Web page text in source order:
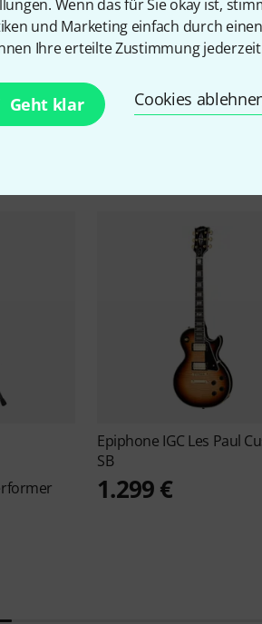
Wenn das für Sie okay ist,
und Marketing einfach durch einen
Ihre erteilte Zustimmung
Geht klar Cookies
Tremolo
Zubehör &
Epiphone IGC Les Paul
SB
1.299 €